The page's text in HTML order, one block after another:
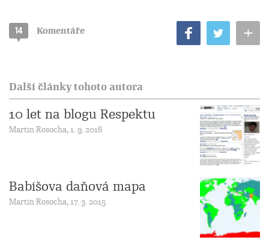
14 Komentáře +
Další články tohoto autora
10 let na blogu Respektu
Martin Rosocha, 1. 9. 2016
Babišova daňová mapa
Martin Rosocha, 17. 3. 2015